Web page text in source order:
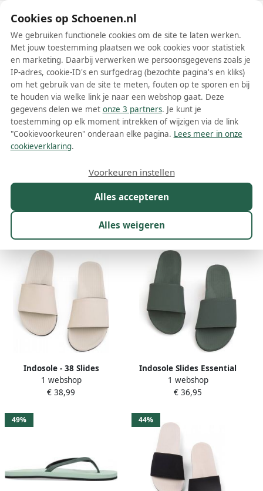
Schoenen.nl
Wis filters Alle filters
Indosole schoenen
Meer lezen
Kleur Prijs
8 resultaten:
Indosole - 38 Slides
Essential Dames Slippers
Seasalt
1 webshop
€ 38,99
Indosole Slides Essential
Light Dames Slippers Leaf
Light
1 webshop
€ 36,95
49% 44%
Cookies op Schoenen.nl
We gebruiken functionele cookies om de site te laten werken.
Met jouw toestemming plaatsen we ook cookies voor statistiek
en marketing. Daarbij verwerken we persoonsgegevens zoals je
IP-adres, cookie-ID's en surfgedrag (bezochte pagina's en kliks)
om het gebruik van de site te meten, fouten op te sporen en bij
te houden via welke link je naar een webshop gaat. Deze
gegevens delen we met onze 3 partners. Je kunt je
toestemming op elk moment intrekken of wijzigen via de link
"Cookievoorkeuren" onderaan elke pagina. Lees meer in onze
cookieverklaring.
Alles accepteren
Alles weigeren
Voorkeuren instellen